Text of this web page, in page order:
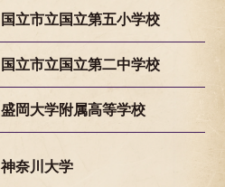
国立市立国立第五小学校
国立市立国立第二中学校
盛岡大学附属高等学校
神奈川大学